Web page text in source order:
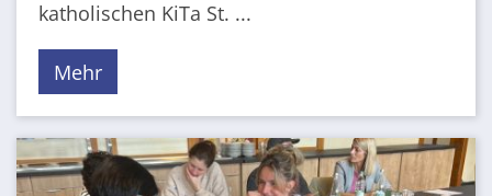
katholischen KiTa St. ...
Mehr